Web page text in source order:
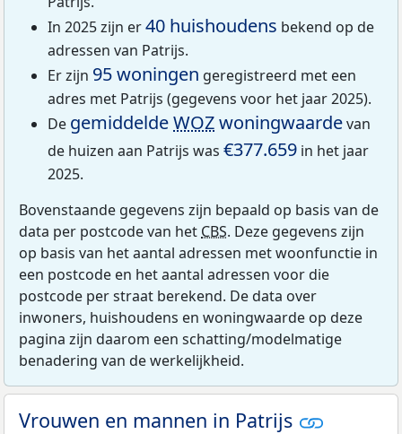
In 2025 zijn er40 huishoudens bekend op de
adressen van Patrijs.
Er zijn 95 woningen geregistreerd met een
adres met Patrijs (gegevens voor het jaar 2025).
De gemiddeldeWOZwoningwaardevan
de huizen aan Patrijs was €377.659 in het jaar
2025.
Bovenstaande gegevens zijn bepaald op basis van de
data per postcode van het CBS. Deze gegevens zijn
op basis van het aantal adressen met woonfunctie in
een postcode en het aantal adressen voor die
postcode per straat berekend. De data over
inwoners, huishoudens en woningwaarde op deze
pagina zijn daarom een schatting/modelmatige
benadering van de werkelijkheid.
Vrouwen en mannen in Patrijs